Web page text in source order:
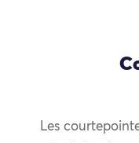
Les